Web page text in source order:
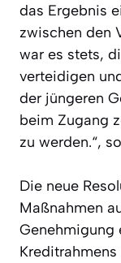
das Ergebnis
zwischen den
war es stets,
verteidigen
der jüngeren
beim Zugang
zu werden.“,
Die neue
Maßnahmen
Genehmigung